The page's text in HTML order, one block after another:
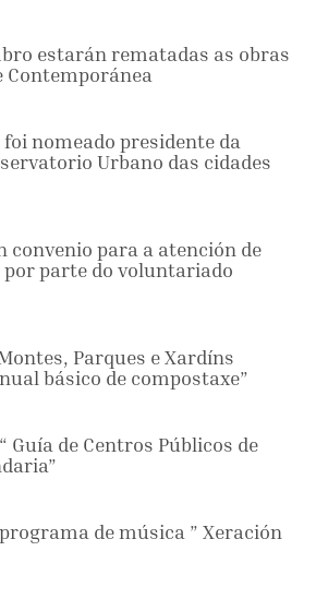
estarán rematadas as obras
Contemporánea
foi nomeado presidente da
Urbano das cidades
convenio para a atención de
parte do voluntariado
Parques e Xardíns
básico de compostaxe”
Guía de Centros Públicos de
de música ” Xeración